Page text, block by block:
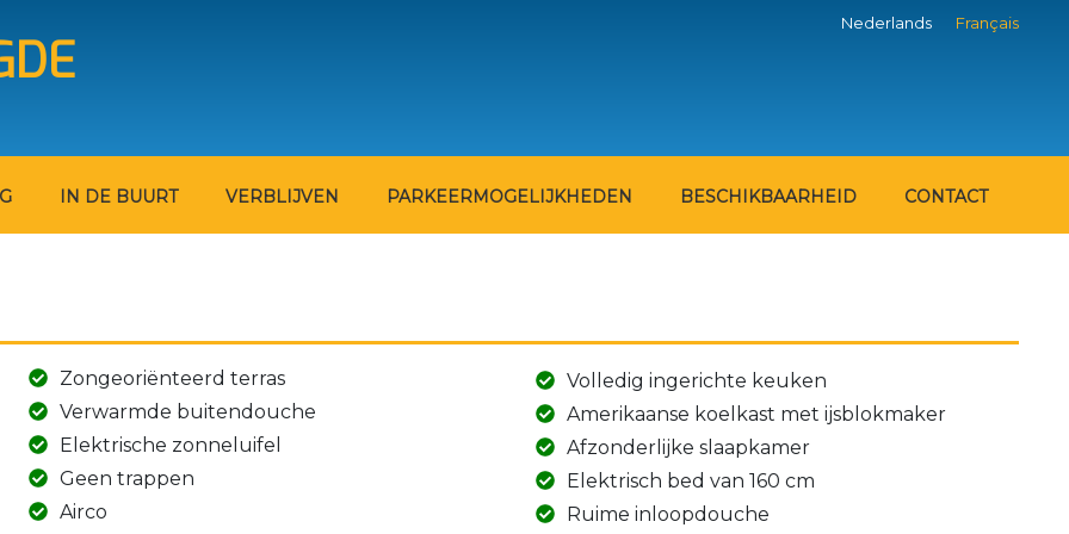
Nederlands Français
IN DE BUURT VERBLIJVEN PARKEERMOGELIJKHEDEN BESCHIKBAARHEID CONTACT
Zongeoriënteerd terras
Verwarmde buitendouche
Elektrische zonneluifel
Geen trappen
Airco
Volledig ingerichte keuken
Amerikaanse koelkast met ijsblokmaker
Afzonderlijke slaapkamer
Elektrisch bed van 160 cm
Ruime inloopdouche